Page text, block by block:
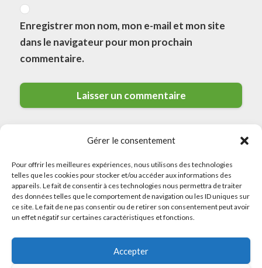
Gérer le consentement
Pour offrir les meilleures expériences, nous utilisons des technologies
telles que les cookies pour stocker et/ou accéder aux informations des
appareils. Le fait de consentir à ces technologies nous permettra de traiter
des données telles que le comportement de navigation ou les ID uniques sur
ce site. Le fait de ne pas consentir ou de retirer son consentement peut avoir
un effet négatif sur certaines caractéristiques et fonctions.
Accepter
Enregistrer mon nom, mon e-mail et mon site
dans le navigateur pour mon prochain
commentaire.
© 2026 Meilleurs Plombiers · All rights reserved
Mentions Légales